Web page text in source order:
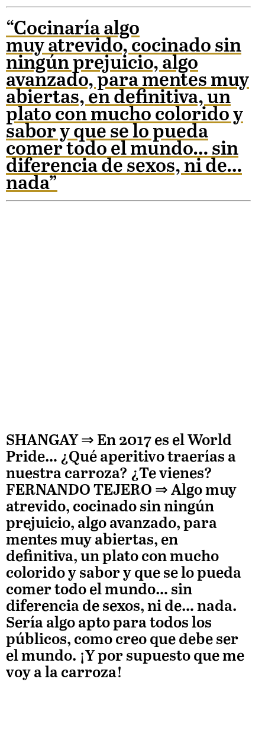
“Cocinaría algo
muy atrevido, cocinado sin
ningún prejuicio, algo
avanzado, para mentes muy
abiertas, en definitiva, un
plato con mucho colorido y
sabor y que se lo pueda
comer todo el mundo… sin
diferencia de sexos, ni de…
nada”
SHANGAY ⇒ En 2017 es el World
Pride… ¿Qué aperitivo traerías a
nuestra carroza? ¿Te vienes?
FERNANDO TEJERO ⇒ Algo muy
atrevido, cocinado sin ningún
prejuicio, algo avanzado, para
mentes muy abiertas, en
definitiva, un plato con mucho
colorido y sabor y que se lo pueda
comer todo el mundo… sin
diferencia de sexos, ni de… nada.
Sería algo apto para todos los
públicos, como creo que debe ser
el mundo. ¡Y por supuesto que me
voy a la carroza!